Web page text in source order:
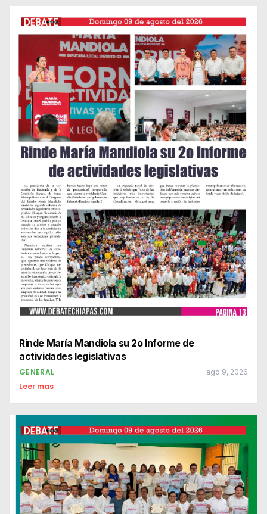
Rinde María Mandiola su 2o Informe de
actividades legislativas
GENERAL ago 9, 2026
Leer mas